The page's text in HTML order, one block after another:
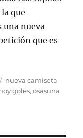
que
una nueva
que es
Etiquetas
nueva camiseta
goles,osasuna